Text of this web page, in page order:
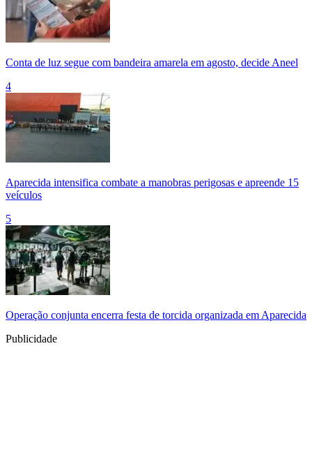
Conta de luz segue com bandeira amarela em agosto, decide Aneel
4
Aparecida intensifica combate a manobras perigosas e apreende 15
veículos
5
Operação conjunta encerra festa de torcida organizada em Aparecida
Publicidade